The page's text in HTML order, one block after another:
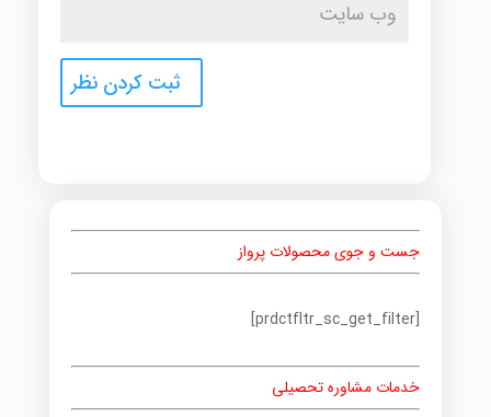
جست و جوی محصولات پرواز
[prdctfltr_sc_get_filter]
خدمات مشاوره تحصیلی